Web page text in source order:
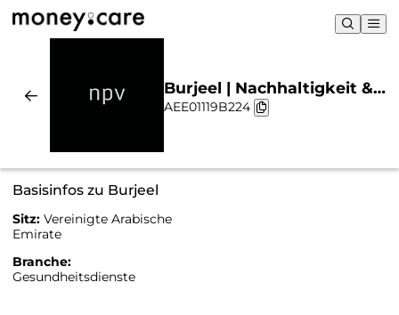
Burjeel | Nachhaltigkeit &
Chart
AEE01119B224
Basisinfos zu Burjeel
Sitz: Vereinigte Arabische
Emirate
Branche:
Gesundheitsdienste